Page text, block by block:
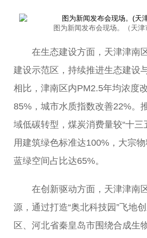
图为新闻发布会现场。（天津
在生态建设方面，天津津南
建设示范区，持续推进生态建设
相比，津南区内PM2.5年均浓度
85%，城市水质指数改善22%。
域低碳转型，煤炭消费量较“十
用建筑绿色标准达100%，大宗
蓝绿空间占比达65%。
在创新驱动方面，天津津南
源，通过打造“奥北科技园”飞地
区、河北省秦皇岛市围绕合成生